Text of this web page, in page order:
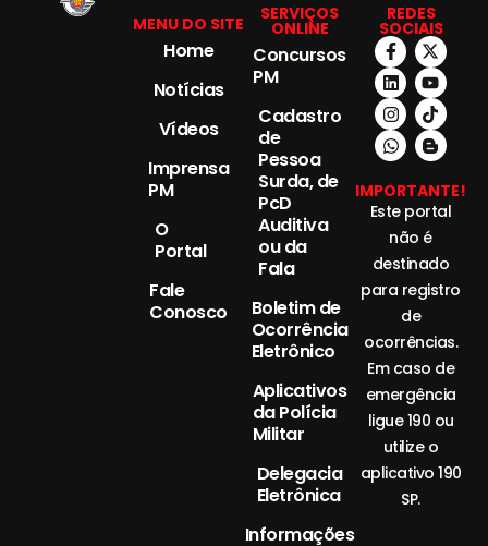
MENU DO SITE
Home
Notícias
Vídeos
Imprensa
PM
O
Portal
Fale
Conosco
SERVIÇOS
ONLINE
Concursos
PM
Cadastro
de
Pessoa
Surda, de
PcD
Auditiva
ou da
Fala
Boletim de
Ocorrência
Eletrônico
Aplicativos
da Polícia
Militar
Delegacia
Eletrônica
Informações
REDES
SOCIAIS
IMPORTANTE!
Este portal
não é
destinado
para registro
de
ocorrências.
Em caso de
emergência
ligue 190 ou
utilize o
aplicativo 190
SP.